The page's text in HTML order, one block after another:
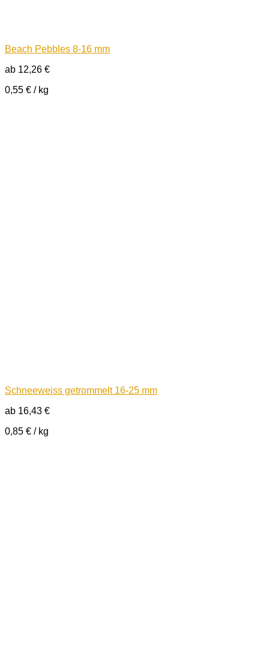
Beach Pebbles 8-16 mm
ab 12,26 €
0,55 € / kg
Schneeweiss getrommelt 16-25 mm
ab 16,43 €
0,85 € / kg